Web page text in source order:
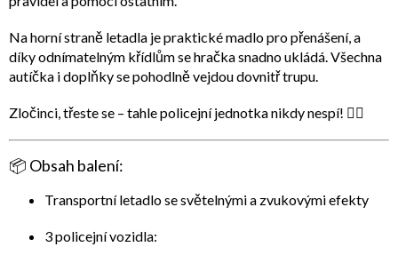
Na horní straně letadla jepraktické madlopro přenášení, a
díkyodnímatelným křídlůmse hračka snadno ukládá. Všechna
autíčka i doplňky se pohodlně vejdou dovnitř trupu.
Zločinci, třeste se – tahle policejní jednotka nikdy nespí! 👮‍♂️
📦 Obsah balení:
Transportní letadlo se světelnými a zvukovými efekty
3 policejní vozidla: